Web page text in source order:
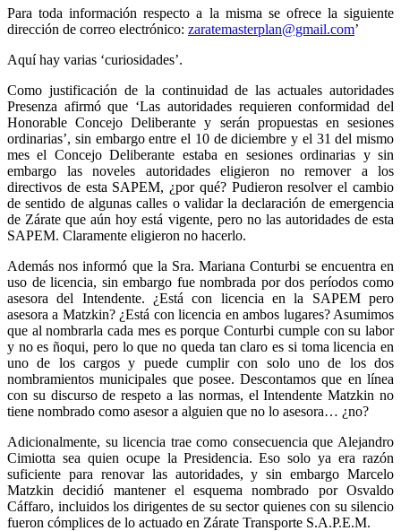
Para toda información respecto a la misma se ofrece la siguiente
dirección de correo electrónico: zaratemasterplan@gmail.com’
Aquí hay varias ‘curiosidades’.
Como justificación de la continuidad de las actuales autoridades
Presenza afirmó que ‘Las autoridades requieren conformidad del
Honorable Concejo Deliberante y serán propuestas en sesiones
ordinarias’, sin embargo entre el 10 de diciembre y el 31 del mismo
mes el Concejo Deliberante estaba en sesiones ordinarias y sin
embargo las noveles autoridades eligieron no remover a los
directivos de esta SAPEM, ¿por qué? Pudieron resolver el cambio
de sentido de algunas calles o validar la declaración de emergencia
de Zárate que aún hoy está vigente, pero no las autoridades de esta
SAPEM. Claramente eligieron no hacerlo.
Además nos informó que la Sra. Mariana Conturbi se encuentra en
uso de licencia, sin embargo fue nombrada por dos períodos como
asesora del Intendente. ¿Está con licencia en la SAPEM pero
asesora a Matzkin? ¿Está con licencia en ambos lugares? Asumimos
que al nombrarla cada mes es porque Conturbi cumple con su labor
y no es ñoqui, pero lo que no queda tan claro es si toma licencia en
uno de los cargos y puede cumplir con solo uno de los dos
nombramientos municipales que posee. Descontamos que en línea
con su discurso de respeto a las normas, el Intendente Matzkin no
tiene nombrado como asesor a alguien que no lo asesora… ¿no?
Adicionalmente, su licencia trae como consecuencia que Alejandro
Cimiotta sea quien ocupe la Presidencia. Eso solo ya era razón
suficiente para renovar las autoridades, y sin embargo Marcelo
Matzkin decidió mantener el esquema nombrado por Osvaldo
Cáffaro, incluidos los dirigentes de su sector quienes con su silencio
fueron cómplices de lo actuado en Zárate Transporte S.A.P.E.M.